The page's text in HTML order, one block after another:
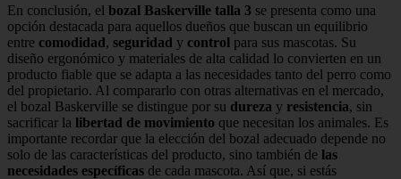
En conclusión, el bozal Baskerville talla 3 se presenta como una
opción destacada para aquellos dueños que buscan un equilibrio
entre comodidad , seguridad y control para sus mascotas. Su
diseño ergonómico y materiales de alta calidad lo convierten en un
producto fiable que se adapta a las necesidades tanto del perro como
del propietario. Al compararlo con otras alternativas en el mercado,
el bozal Baskerville se distingue por su dureza y resistencia, sin
sacrificar la libertad de movimiento que necesitan los animales. Es
importante recordar que la elección del bozal adecuado depende no
solo de las características del producto, sino también de las
necesidades específicas de cada mascota. Así que, si estás